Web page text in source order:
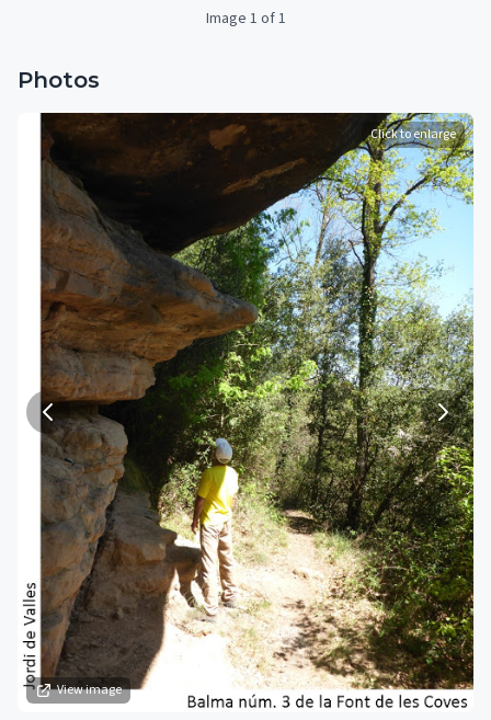
Image 1 of 1
Photos
View image
Click to enlarge